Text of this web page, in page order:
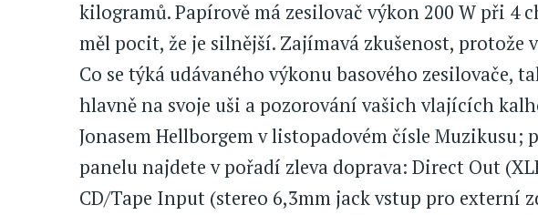
kilogramů. Papírově má zesilovač výkon 200 W při 4
měl pocit, že je silnější. Zajímavá zkušenost, protože
Co se týká udávaného výkonu basového zesilovače,
hlavně na svoje uši a pozorování vašich vlajících
Jonasem Hellborgem v listopadovém čísle Muzikusu;
panelu najdete v pořadí zleva doprava: Direct Out
CD/Tape Input (stereo 6,3mm jack vstup pro externí